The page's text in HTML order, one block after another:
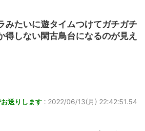
みたいに遊タイムつけてガチガチ
得しない閑古鳥台になるのが見え
送りします : 2022/06/13(月) 22:42:51.54